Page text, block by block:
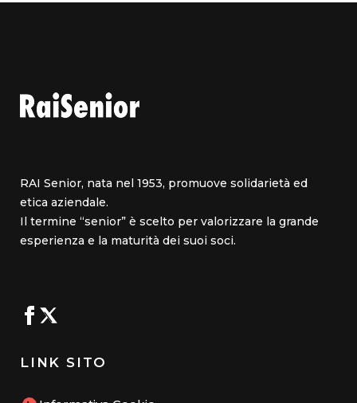
RAI Senior, nata nel 1953, promuove solidarietà ed
etica aziendale.
Il termine “senior” è scelto per valorizzare la grande
esperienza e la maturità dei suoi soci.
LINK SITO